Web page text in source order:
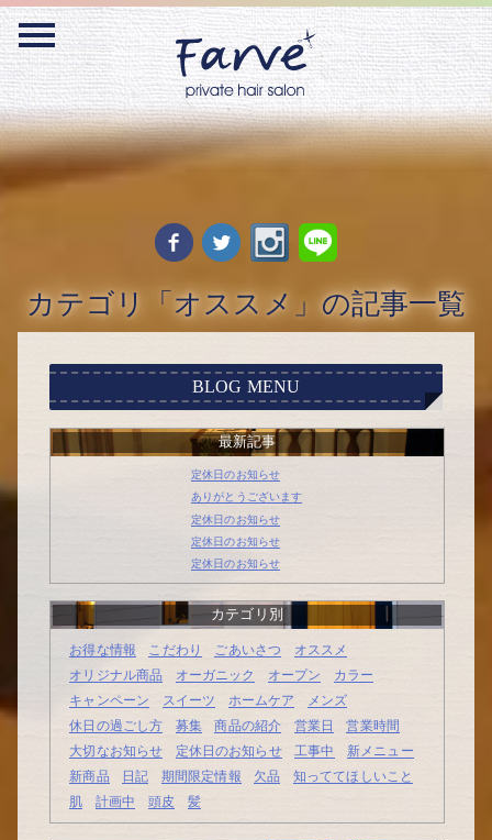
Warning: Undefined variable $webmaster_id_flag in /home/act55/farve-
hair.com/public_html/blog/wp-content/themes/farve/functions.php on line138
カテゴリ「オススメ」の記事一覧
BLOG MENU
最新記事
定休日のお知らせ
ありがとうございます
定休日のお知らせ
定休日のお知らせ
定休日のお知らせ
カテゴリ別
お得な情報 こだわり ごあいさつ
オススメ
オリジナル商品
オーガニック オープン
カラー
キャンペーン
スイーツ ホームケア
メンズ
休日の過ごし方
募集 商品の紹介 営業日
営業時間
大切なお知らせ
定休日のお知らせ 工事中
新メニュー
新商品
日記 期間限定情報 欠品
知っててほしいこと
肌
計画中 頭皮 髪